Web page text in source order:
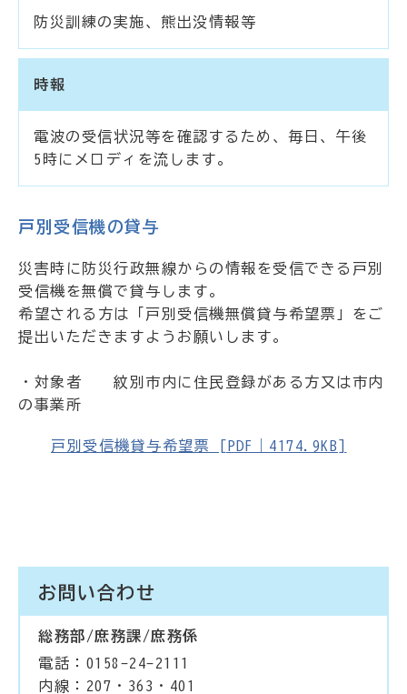
防災訓練の実施、熊出没情報等
時報
電波の受信状況等を確認するため、毎日、午後
5時にメロディを流します。
戸別受信機の貸与
災害時に防災行政無線からの情報を受信できる戸別
受信機を無償で貸与します。
希望される方は「戸別受信機無償貸与希望票」をご
提出いただきますようお願いします。
・対象者 紋別市内に住民登録がある方又は市内
の事業所
戸別受信機貸与希望票 [PDF｜4174.9KB]
お問い合わせ
総務部/庶務課/庶務係
電話：0158-24-2111
内線：207・363・401